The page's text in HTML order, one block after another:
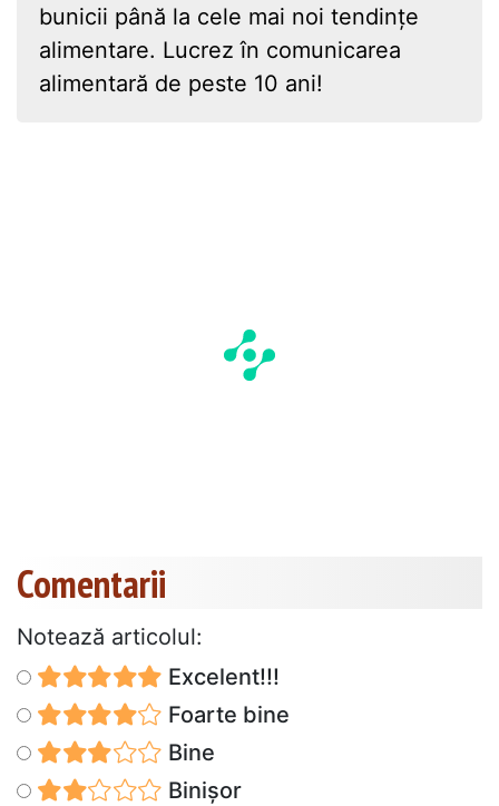
bunicii până la cele mai noi tendințe
alimentare. Lucrez în comunicarea
alimentară de peste 10 ani!
Comentarii
Notează articolul:
Excelent!!!
Foarte bine
Bine
Binișor